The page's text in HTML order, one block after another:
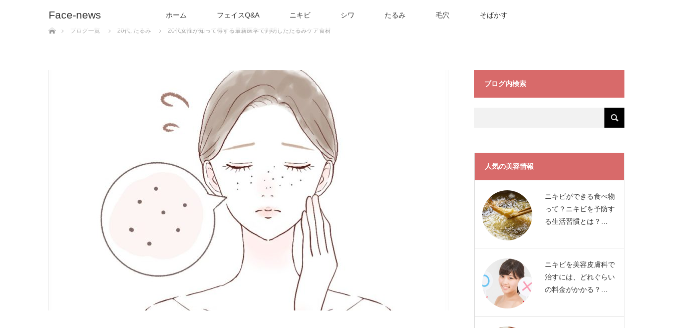
Face-news ホーム フェイスQ&A ニキビ シワ たるみ 毛穴 そばかす
ホーム
ブログ一覧
20代, たるみ 20代女性が知って得する最新医学で判明したたるみケア食材
ブログ内検索
人気の美容情報
ニキビができる食べ物
って？ニキビを予防す
る生活習慣とは？…
ニキビを美容皮膚科で
治すには、どれぐらい
の料金がかかる？…